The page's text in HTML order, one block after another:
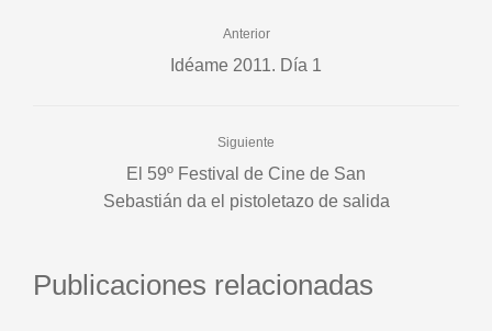
Anterior
Idéame 2011. Día 1
Siguiente
El 59º Festival de Cine de San
Sebastián da el pistoletazo de salida
Publicaciones relacionadas